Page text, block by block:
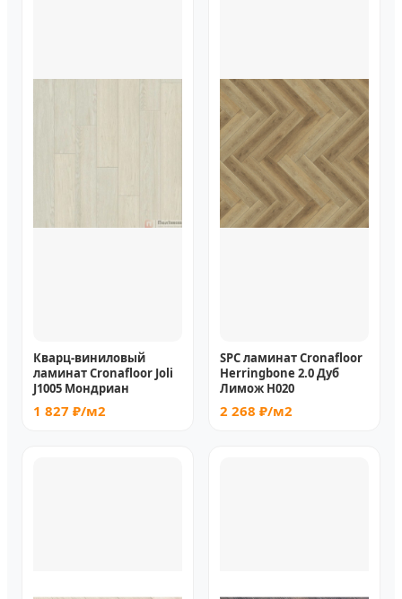
Кварц-виниловый
ламинат Cronafloor Joli
J1005 Мондриан
1 827 ₽/м2
SPC ламинат Cronafloor
Herringbone 2.0 Дуб
Лимож H020
2 268 ₽/м2